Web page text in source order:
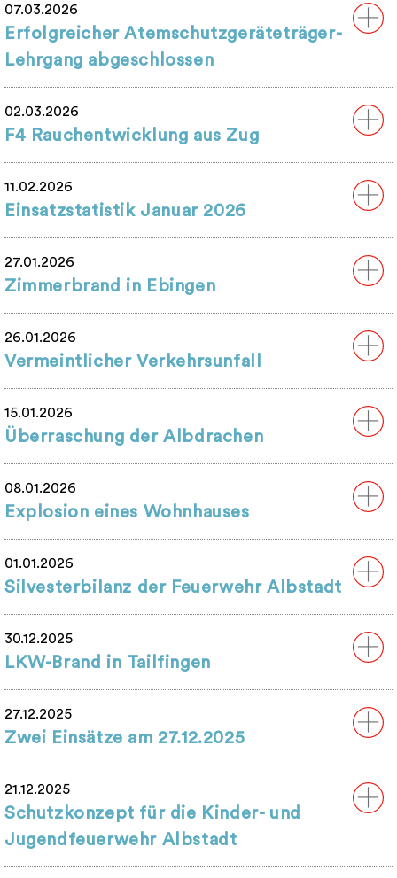
07.03.2026
Erfolgreicher Atemschutzgeräteträger-
Lehrgang abgeschlossen
02.03.2026
F4 Rauchentwicklung aus Zug
11.02.2026
Einsatzstatistik Januar 2026
27.01.2026
Zimmerbrand in Ebingen
26.01.2026
Vermeintlicher Verkehrsunfall
15.01.2026
Überraschung der Albdrachen
08.01.2026
Explosion eines Wohnhauses
01.01.2026
Silvesterbilanz der Feuerwehr Albstadt
30.12.2025
LKW-Brand in Tailfingen
27.12.2025
Zwei Einsätze am 27.12.2025
21.12.2025
Schutzkonzept für die Kinder- und
Jugendfeuerwehr Albstadt